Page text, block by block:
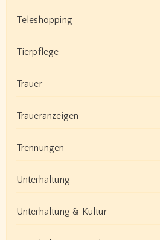
Teleshopping
Tierpflege
Trauer
Traueranzeigen
Trennungen
Unterhaltung
Unterhaltung & Kultur